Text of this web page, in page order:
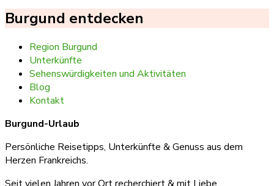
Burgund entdecken
Region Burgund
Unterkünfte
Sehenswürdigkeiten und Aktivitäten
Blog
Kontakt
Burgund-Urlaub
Persönliche Reisetipps, Unterkünfte & Genuss aus dem
Herzen Frankreichs.
Seit vielen Jahren vor Ort recherchiert & mit Liebe